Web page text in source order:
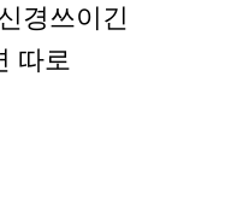
경쓰이긴
따로